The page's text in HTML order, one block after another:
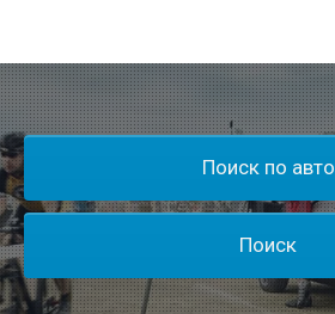
Поиск по авто
Поиск